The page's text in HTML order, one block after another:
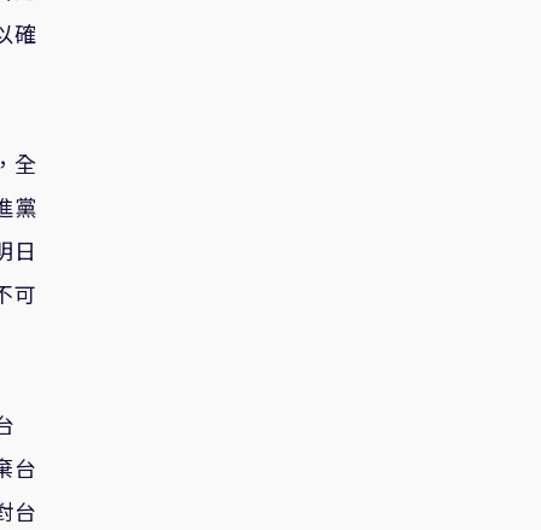
確
全
黨
日
可
台
台